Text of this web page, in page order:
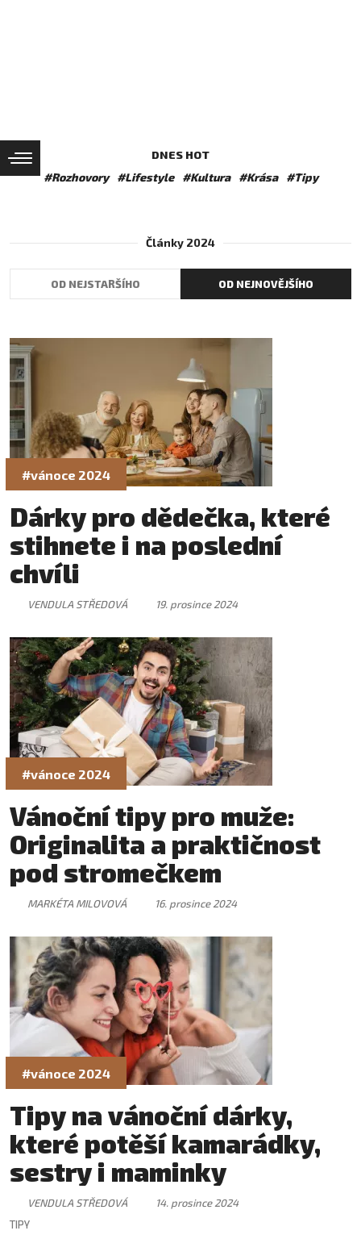
DNES HOT
#Rozhovory
#Lifestyle #Kultura #Krása #Tipy
Články 2024
OD NEJSTARŠÍHO OD NEJNOVĚJŠÍHO
#vánoce 2024
Dárky pro dědečka, které
stihnete i na poslední
chvíli
VENDULA STŘEDOVÁ 19. prosince 2024
#vánoce 2024
Vánoční tipy pro muže:
Originalita a praktičnost
pod stromečkem
MARKÉTA MILOVOVÁ 16. prosince 2024
#vánoce 2024
Tipy na vánoční dárky,
které potěší kamarádky,
sestry i maminky
VENDULA STŘEDOVÁ
14. prosince 2024
TIPY